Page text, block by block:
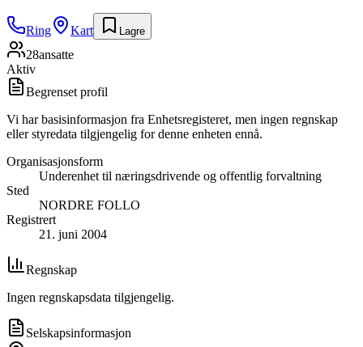
Ring Kart Lagre
28ansatte
Aktiv
Begrenset profil
Vi har basisinformasjon fra Enhetsregisteret, men ingen regnskap
eller styredata tilgjengelig for denne enheten ennå.
Organisasjonsform
Underenhet til næringsdrivende og offentlig forvaltning
Sted
NORDRE FOLLO
Registrert
21. juni 2004
Regnskap
Ingen regnskapsdata tilgjengelig.
Selskapsinformasjon